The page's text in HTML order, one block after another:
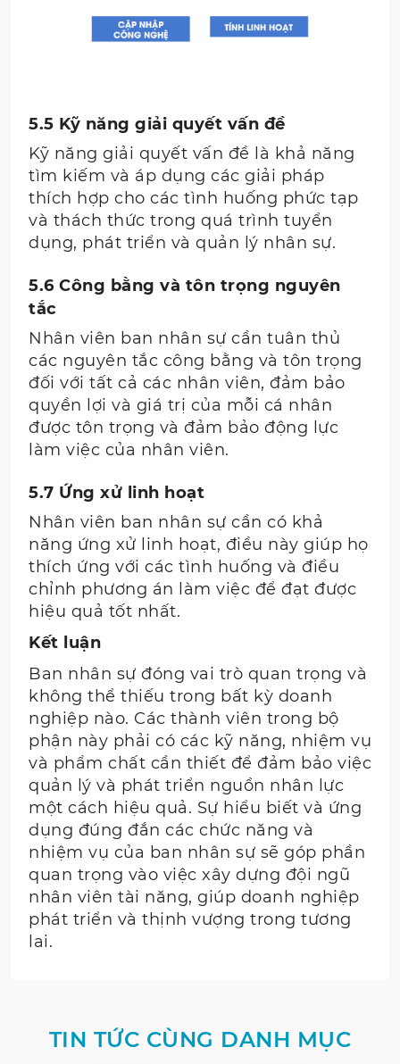
5.5 Kỹ năng giải quyết vấn đề
Kỹ năng giải quyết vấn đề là khả năng
tìm kiếm và áp dụng các giải pháp
thích hợp cho các tình huống phức tạp
và thách thức trong quá trình tuyển
dụng, phát triển và quản lý nhân sự.
5.6 Công bằng và tôn trọng nguyên
tắc
Nhân viên ban nhân sự cần tuân thủ
các nguyên tắc công bằng và tôn trọng
đối với tất cả các nhân viên, đảm bảo
quyền lợi và giá trị của mỗi cá nhân
được tôn trọng và đảm bảo động lực
làm việc của nhân viên.
5.7 Ứng xử linh hoạt
Nhân viên ban nhân sự cần có khả
năng ứng xử linh hoạt, điều này giúp họ
thích ứng với các tình huống và điều
chỉnh phương án làm việc để đạt được
hiệu quả tốt nhất.
Kết luận
Ban nhân sự đóng vai trò quan trọng và
không thể thiếu trong bất kỳ doanh
nghiệp nào. Các thành viên trong bộ
phận này phải có các kỹ năng, nhiệm vụ
và phẩm chất cần thiết để đảm bảo việc
quản lý và phát triển nguồn nhân lực
một cách hiệu quả. Sự hiểu biết và ứng
dụng đúng đắn các chức năng và
nhiệm vụ của ban nhân sự sẽ góp phần
quan trọng vào việc xây dựng đội ngũ
nhân viên tài năng, giúp doanh nghiệp
phát triển và thịnh vượng trong tương
lai.
TIN TỨC CÙNG DANH MỤC